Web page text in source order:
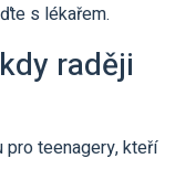
s lékařem.
raději
pro teenagery, kteří